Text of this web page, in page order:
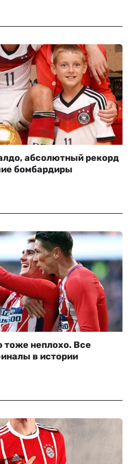
абсолютный рекорд
бомбардиры
тоже неплохо. Все
в истории